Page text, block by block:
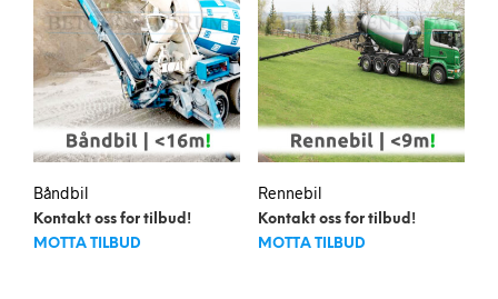
Båndbil
Kontakt oss for tilbud!
MOTTA TILBUD
Rennebil
Kontakt oss for tilbud!
MOTTA TILBUD